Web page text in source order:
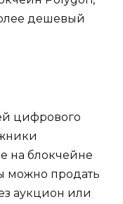
дешевый
цифрового
на блокчейне
можно продать
аукцион или